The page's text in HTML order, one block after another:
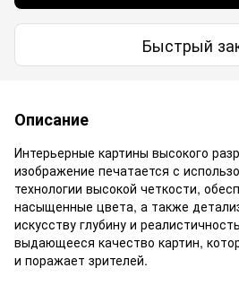
Быстрый
Описание
Интерьерные картины высокого
изображение печатается с
технологии высокой четкости,
насыщенные цвета, а также
искусству глубину и
выдающееся качество картин,
и поражает зрителей.